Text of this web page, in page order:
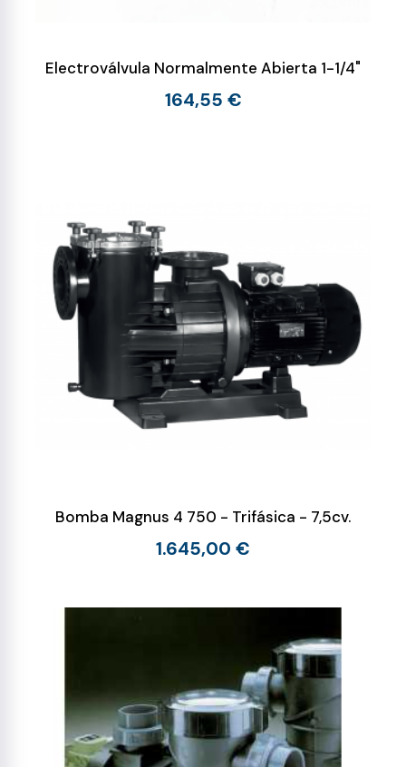
Electroválvula Normalmente Abierta 1-1/4"
164,55 €
Bomba Magnus 4 750 - Trifásica - 7,5cv.
1.645,00 €